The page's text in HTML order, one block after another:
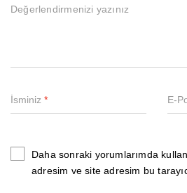
İsminiz * E-
Daha sonraki yorumlarımda
adresim ve site adresim bu